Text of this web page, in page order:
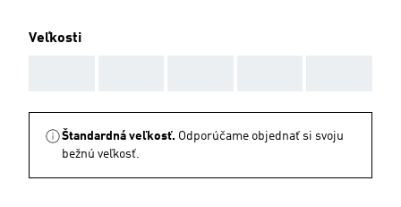
Veľkosti
Štandardná veľkosť. Odporúčame objednať si svoju
bežnú veľkosť.